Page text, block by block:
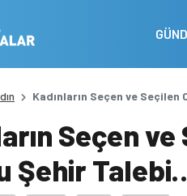
Kadınların Seçen ve
Seçen
Şehir